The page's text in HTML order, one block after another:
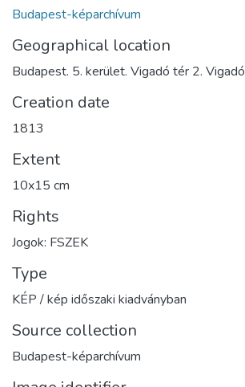
Budapest-képarchívum
Geographical location
Budapest. 5. kerület. Vigadó tér 2. Vigadó
Creation date
1813
Extent
10x15 cm
Rights
Jogok: FSZEK
Type
KÉP / kép időszaki kiadványban
Source collection
Budapest-képarchívum